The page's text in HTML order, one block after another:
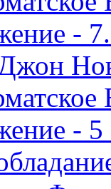
-
-